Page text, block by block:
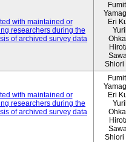
with maintained or
researchers during the
of archived survey data
Eri
Shiori
with maintained or
researchers during the
of archived survey data
Eri
Shiori